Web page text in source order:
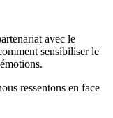
avec le
sensibiliser le
ressentons en face